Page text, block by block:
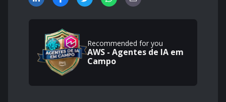
Recommended for you
AWS - Agentes de IA em
Campo